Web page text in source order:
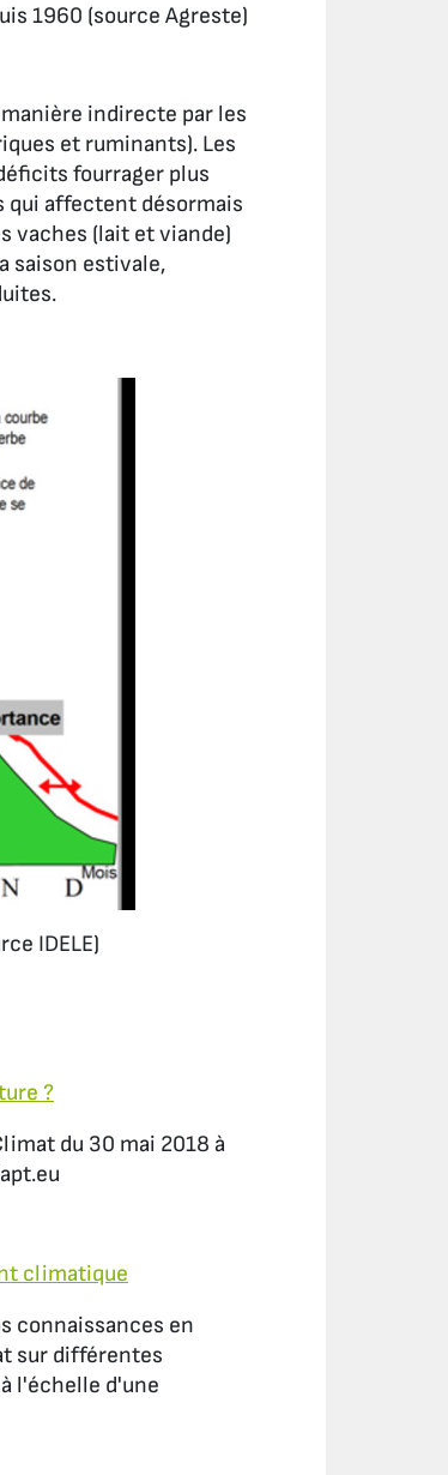
1960 (source Agreste)
indirecte par les
et ruminants). Les
fourrager plus
qui affectent désormais
vaches (lait et viande)
saison estivale,
IDELE)
?
du 30 mai 2018 à
climatique
connaissances en
sur différentes
l'échelle d'une